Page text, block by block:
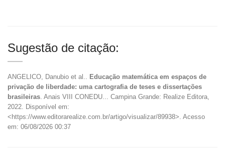
Sugestão de citação:
ANGELICO, Danubio et al.. Educação matemática em espaços de
privação de liberdade: uma cartografia de teses e dissertações
brasileiras . Anais VIII CONEDU... Campina Grande: Realize Editora,
2022. Disponível em:
<https://www.editorarealize.com.br/artigo/visualizar/89938>. Acesso
em: 06/08/2026 00:37